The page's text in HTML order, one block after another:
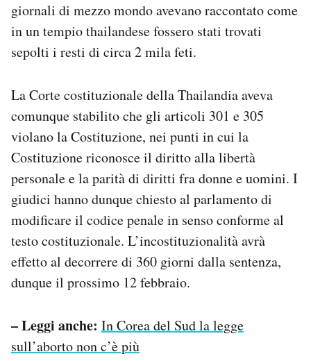
giornali di mezzo mondo avevano raccontato come
in un tempio thailandese fossero stati trovati
sepolti i resti di circa 2 mila feti.
La Corte costituzionale della Thailandia aveva
comunque stabilito che gli articoli 301 e 305
violano la Costituzione, nei punti in cui la
Costituzione riconosce il diritto alla libertà
personale e la parità di diritti fra donne e uomini. I
giudici hanno dunque chiesto al parlamento di
modificare il codice penale in senso conforme al
testo costituzionale. L’incostituzionalità avrà
effetto al decorrere di 360 giorni dalla sentenza,
dunque il prossimo 12 febbraio.
– Leggi anche: In Corea del Sud la legge
sull’aborto non c’è più